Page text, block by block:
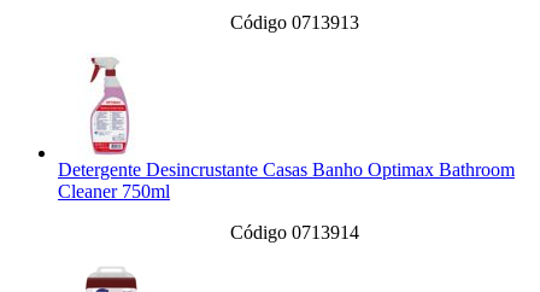
Código 0713913
Detergente Desincrustante Casas Banho Optimax Bathroom
Cleaner 750ml
Código 0713914